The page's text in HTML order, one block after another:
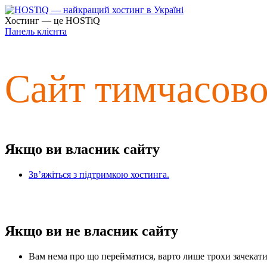
Хостинг — це HOSTiQ
Панель клієнта
Сайт
Якщо ви власник сайту
Зв’яжіться з підтримкою хостинга.
Якщо ви не власник сайту
Вам нема про що перейматися, варто лише трохи